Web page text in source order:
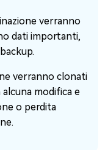
verranno
dati importanti,
verranno clonati
modifica e
o perdita